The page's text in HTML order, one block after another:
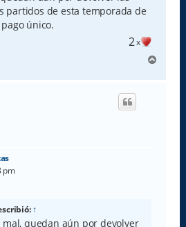
partidos de esta temporada de
único.
2x
r
pm
↑
quedan aún por devolver